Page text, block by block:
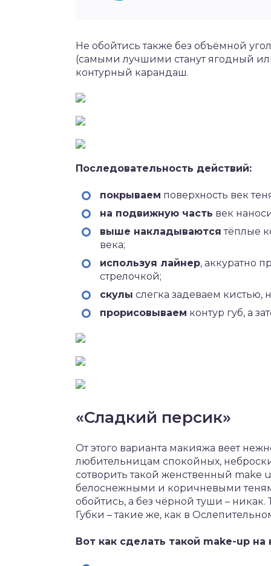
Не обойтись также без объёмной
(самыми лучшими станут ягодный
контурный карандаш.
Последовательность действий:
покрываем поверхность век
на подвижную часть век
выше накладываются тёплые
века;
используя лайнер, аккуратно
стрелочкой;
скулы слегка задеваем кистью,
прорисовываем контур губ, а
«Сладкий персик»
От этого варианта макияжа веет
любительницам спокойных,
сотворить такой женственный make
белоснежными и коричневыми
обойтись, а без чёрной туши –
Губки – такие же, как в
Вот как сделать такой make-up